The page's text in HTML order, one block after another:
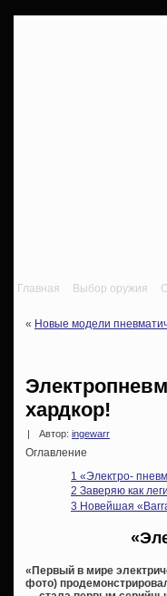
Главная Выбор оружия
« Новые модели
хардкор!
| Автор: ingewarr
Оглавление
1 «Электро-
2 Заверяю как
3 Новейшая
«Первый в мире
фото)